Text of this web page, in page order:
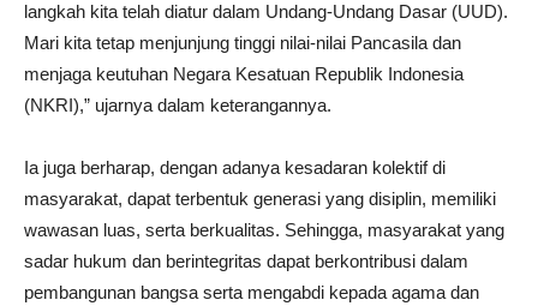
langkah kita telah diatur dalam Undang-Undang Dasar (UUD).
Mari kita tetap menjunjung tinggi nilai-nilai Pancasila dan
menjaga keutuhan Negara Kesatuan Republik Indonesia
(NKRI),” ujarnya dalam keterangannya.
Ia juga berharap, dengan adanya kesadaran kolektif di
masyarakat, dapat terbentuk generasi yang disiplin, memiliki
wawasan luas, serta berkualitas. Sehingga, masyarakat yang
sadar hukum dan berintegritas dapat berkontribusi dalam
pembangunan bangsa serta mengabdi kepada agama dan